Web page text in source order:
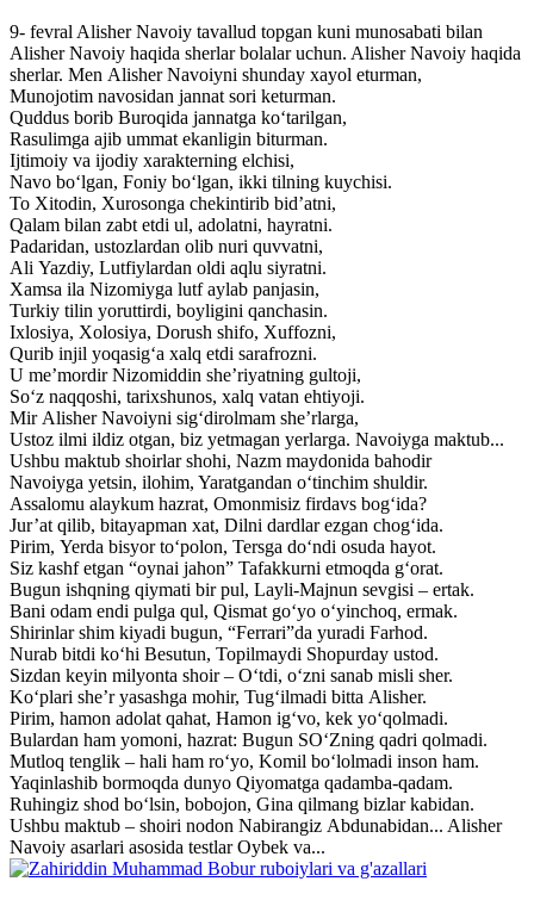
9- fevral Alisher Navoiy tavallud topgan kuni munosabati bilan
Alisher Navoiy haqida sherlar bolalar uchun. Alisher Navoiy haqida
sherlar. Men Alisher Navoiyni shunday xayol eturman,
Munojotim navosidan jannat sori keturman.
Quddus borib Buroqida jannatga ko‘tarilgan,
Rasulimga ajib ummat ekanligin biturman.
Ijtimoiy va ijodiy xarakterning elchisi,
Navo bo‘lgan, Foniy bo‘lgan, ikki tilning kuychisi.
To Xitodin, Xurosonga chekintirib bid’atni,
Qalam bilan zabt etdi ul, adolatni, hayratni.
Padaridan, ustozlardan olib nuri quvvatni,
Ali Yazdiy, Lutfiylardan oldi aqlu siyratni.
Xamsa ila Nizomiyga lutf aylab panjasin,
Turkiy tilin yoruttirdi, boyligini qanchasin.
Ixlosiya, Xolosiya, Dorush shifo, Xuffozni,
Qurib injil yoqasig‘a xalq etdi sarafrozni.
U me’mordir Nizomiddin she’riyatning gultoji,
So‘z naqqoshi, tarixshunos, xalq vatan ehtiyoji.
Mir Alisher Navoiyni sig‘dirolmam she’rlarga,
Ustoz ilmi ildiz otgan, biz yetmagan yerlarga. Navoiyga maktub...
Ushbu maktub shoirlar shohi, Nazm maydonida bahodir
Navoiyga yetsin, ilohim, Yaratgandan o‘tinchim shuldir.
Assalomu alaykum hazrat, Omonmisiz firdavs bog‘ida?
Jur’at qilib, bitayapman xat, Dilni dardlar ezgan chog‘ida.
Pirim, Yerda bisyor to‘polon, Tersga do‘ndi osuda hayot.
Siz kashf etgan “oynai jahon” Tafakkurni etmoqda g‘orat.
Bugun ishqning qiymati bir pul, Layli-Majnun sevgisi – ertak.
Bani odam endi pulga qul, Qismat go‘yo o‘yinchoq, ermak.
Shirinlar shim kiyadi bugun, “Ferrari”da yuradi Farhod.
Nurab bitdi ko‘hi Besutun, Topilmaydi Shopurday ustod.
Sizdan keyin milyonta shoir – O‘tdi, o‘zni sanab misli sher.
Ko‘plari she’r yasashga mohir, Tug‘ilmadi bitta Alisher.
Pirim, hamon adolat qahat, Hamon ig‘vo, kek yo‘qolmadi.
Bulardan ham yomoni, hazrat: Bugun SO‘Zning qadri qolmadi.
Mutloq tenglik – hali ham ro‘yo, Komil bo‘lolmadi inson ham.
Yaqinlashib bormoqda dunyo Qiyomatga qadamba-qadam.
Ruhingiz shod bo‘lsin, bobojon, Gina qilmang bizlar kabidan.
Ushbu maktub – shoiri nodon Nabirangiz Abdunabidan... Alisher
Navoiy asarlari asosida testlar Oybek va...